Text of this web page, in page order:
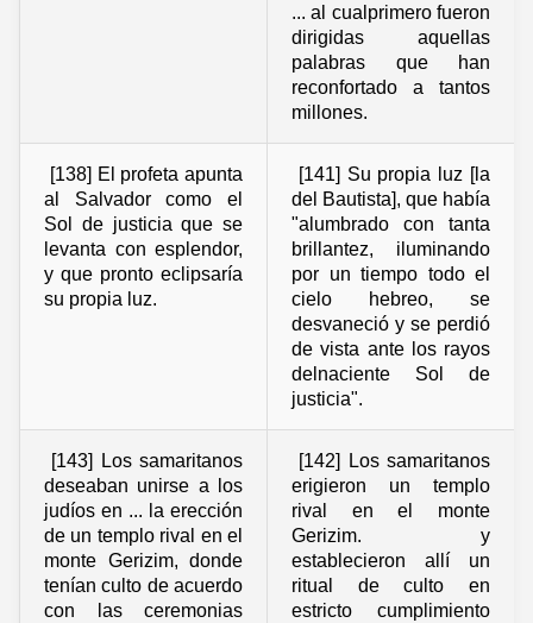
... al cualprimero fueron
dirigidas aquellas
palabras que han
reconfortado a tantos
millones.
[138] El profeta apunta
al Salvador como el
Sol de justicia que se
levanta con esplendor,
y que pronto eclipsaría
su propia luz.
[141] Su propia luz [la
del Bautista], que había
"alumbrado con tanta
brillantez, iluminando
por un tiempo todo el
cielo hebreo, se
desvaneció y se perdió
de vista ante los rayos
delnaciente Sol de
justicia".
[143] Los samaritanos
deseaban unirse a los
judíos en ... la erección
de un templo rival en el
monte Gerizim, donde
tenían culto de acuerdo
con las ceremonias
[142] Los samaritanos
erigieron un templo
rival en el monte
Gerizim. y
establecieron allí un
ritual de culto en
estricto cumplimiento